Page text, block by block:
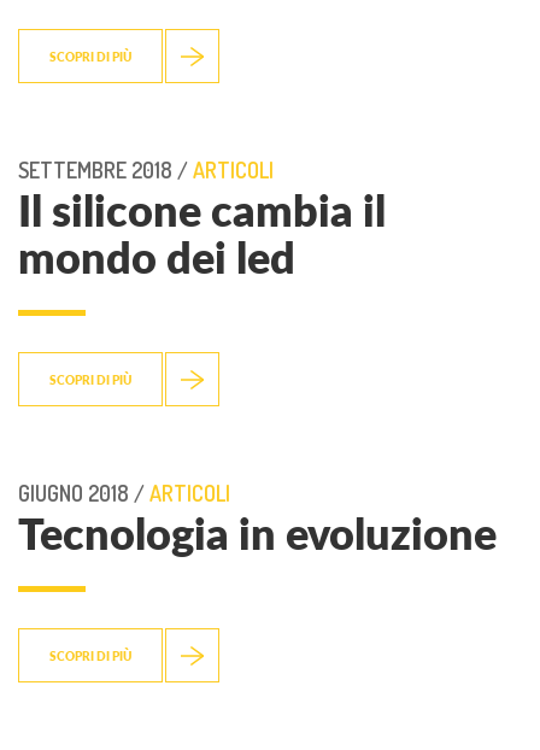
SCOPRI DI PIÙ
SETTEMBRE 2018 /ARTICOLI
Il silicone cambia il
mondo dei led
SCOPRI DI PIÙ
GIUGNO 2018 /ARTICOLI
Tecnologia in evoluzione
SCOPRI DI PIÙ